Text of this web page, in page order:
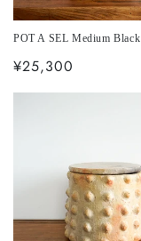
POT A SEL Medium Black
通
¥25,300